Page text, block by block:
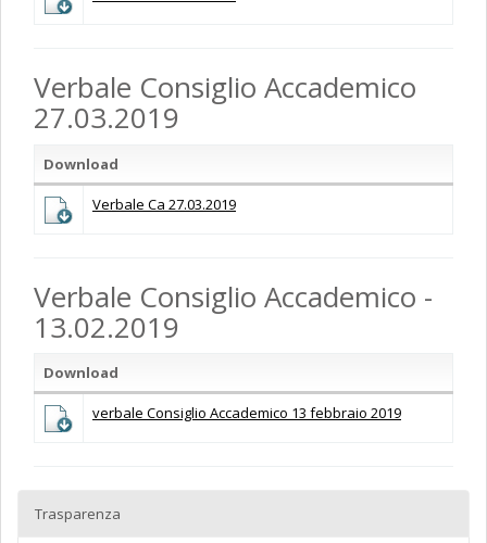
Verbale Consiglio Accademico
27.03.2019
Download
Verbale Ca 27.03.2019
Verbale Consiglio Accademico -
13.02.2019
Download
verbale Consiglio Accademico 13 febbraio 2019
Trasparenza